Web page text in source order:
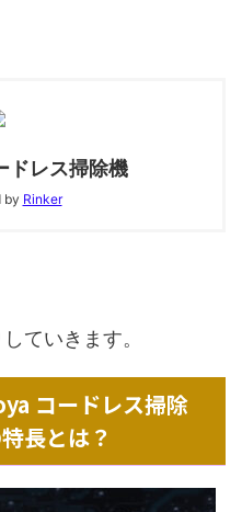
ドレス掃除機
by Rinker
ていきます。
コードレス掃除
長とは？